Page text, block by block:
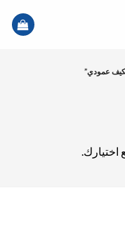
عمودي”
اختيارك.